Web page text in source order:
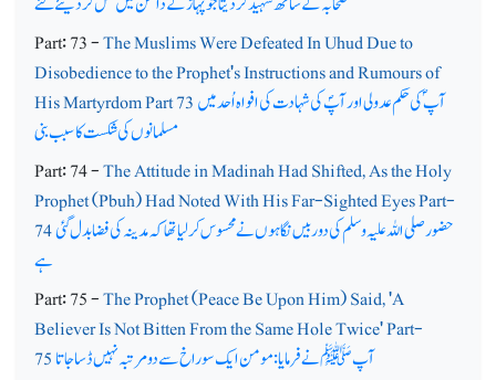
Part: 73 -The Muslims Were Defeated In Uhud Due to
Disobedience to the Prophet's Instructions and Rumours of
His Martyrdom Part 73آپ ؐ کی حکم عدولی اور آپؐ کی شہادت کی افواہ اُحد میں
مسلمانوں کی شکست کا سبب بنی
Part: 74 -The Attitude in Madinah Had Shifted, As the Holy
Prophet (Pbuh) Had Noted With His Far-Sighted Eyes Part-
74حضور صلی اللہ علیہ وسلم کی دوربیں نگاہوں نے محسوس کرلیا تھا کہ مدینہ کی فضا بدل گئی
ہے
Part: 75 -The Prophet (Peace Be Upon Him) Said, 'A
Believer Is Not Bitten From the Same Hole Twice' Part-
75آپﷺ نے فرمایا: مومن ایک سوراخ سے دو مرتبہ نہیں ڈسا جاتا